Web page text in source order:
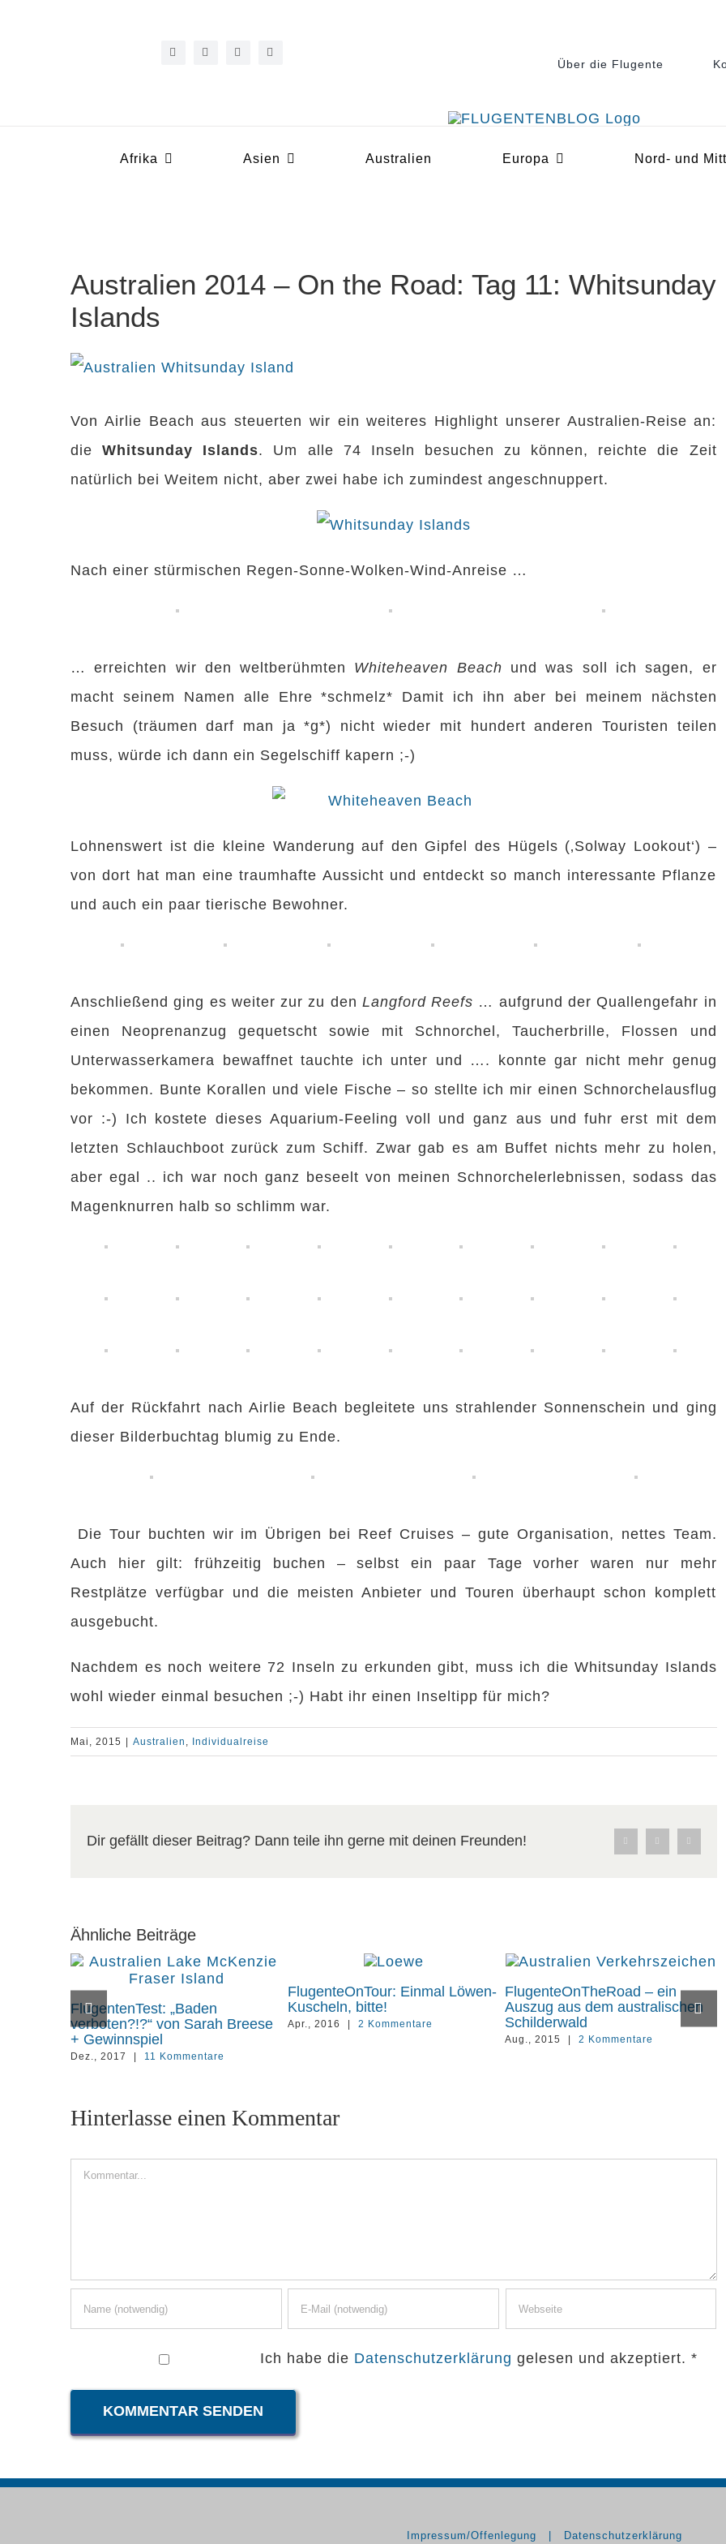
Über die Flugente
Afrika Asien Australien Europa Nord- und
Australien 2014 – On the Road: Tag 11: Whitsunday
Islands
Zeige
Bild
Von Airlie Beach aus steuerten wir ein weiteres Highlight unserer Australien-Reise an:
dieWhitsunday Islands. Um alle 74 Inseln besuchen zu können, reichte die Zeit
natürlich bei Weitem nicht, aber zwei habe ich zumindest angeschnuppert.
Nach einer stürmischen Regen-Sonne-Wolken-Wind-Anreise …
… erreichten wir den weltberühmten Whiteheaven Beach und was soll ich sagen, er
macht seinem Namen alle Ehre *schmelz* Damit ich ihn aber bei meinem nächsten
Besuch (träumen darf man ja *g*) nicht wieder mit hundert anderen Touristen teilen
muss, würde ich dann ein Segelschiff kapern ;-)
Lohnenswert ist die kleine Wanderung auf den Gipfel des Hügels (‚Solway Lookout‘) –
von dort hat man eine traumhafte Aussicht und entdeckt so manch interessante Pflanze
und auch ein paar tierische Bewohner.
Anschließend ging es weiter zur zu den Langford Reefs … aufgrund der Quallengefahr in
einen Neoprenanzug gequetscht sowie mit Schnorchel, Taucherbrille, Flossen und
Unterwasserkamera bewaffnet tauchte ich unter und …. konnte gar nicht mehr genug
bekommen. Bunte Korallen und viele Fische – so stellte ich mir einen Schnorchelausflug
vor :-) Ich kostete dieses Aquarium-Feeling voll und ganz aus und fuhr erst mit dem
letzten Schlauchboot zurück zum Schiff. Zwar gab es am Buffet nichts mehr zu holen,
aber egal .. ich war noch ganz beseelt von meinen Schnorchelerlebnissen, sodass das
Magenknurren halb so schlimm war.
Auf der Rückfahrt nach Airlie Beach begleitete uns strahlender Sonnenschein und ging
dieser Bilderbuchtag blumig zu Ende.
Die Tour buchten wir im Übrigen bei Reef Cruises – gute Organisation, nettes Team.
Auch hier gilt: frühzeitig buchen – selbst ein paar Tage vorher waren nur mehr
Restplätze verfügbar und die meisten Anbieter und Touren überhaupt schon komplett
ausgebucht.
Nachdem es noch weitere 72 Inseln zu erkunden gibt, muss ich die Whitsunday Islands
wohl wieder einmal besuchen ;-) Habt ihr einen Inseltipp für mich?
Mai, 2015 | Australien Individualreise
Dir gefällt dieser Beitrag? Dann teile ihn gerne mit deinen Freunden! FacebookX Pinterest
Ähnliche Beiträge
FlugentenTest: „Baden
verboten?!?“ von Sarah Breese
+ Gewinnspiel
Dez., 2017 11 Kommentare
FlugenteOnTour: Einmal Löwen-
Kuscheln, bitte!
Apr., 2016 2 Kommentare
FlugenteOnTheRoad – ein
Auszug aus dem australischen
Schilderwald
Aug., 2015 2 Kommentare
Hinterlasse einen Kommentar
Kommentar
Ich habe die Datenschutzerklärunggelesen und akzeptiert. *
Impressum/Offenlegung Datenschutzerklärung